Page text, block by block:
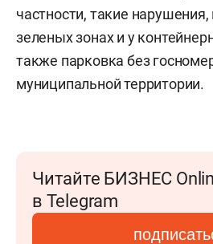
частности, такие
зеленых зонах и у
также парковка без
муниципальной территории.
Читайте БИЗНЕС
в Telegram